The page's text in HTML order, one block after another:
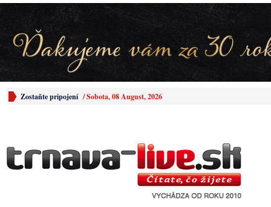
Zostaňte pripojení /Sobota, 08 August, 2026